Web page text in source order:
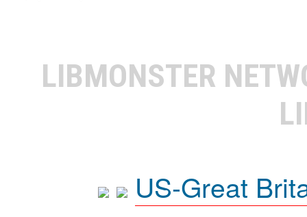
LIBMONSTER
US-Great